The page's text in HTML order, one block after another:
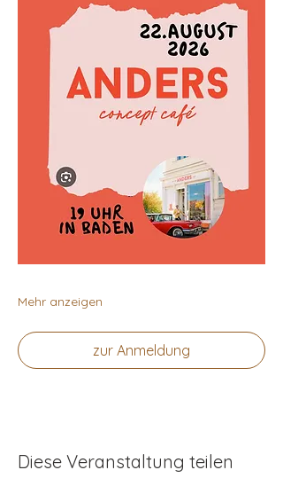
Mehr anzeigen
zur Anmeldung
Diese Veranstaltung teilen